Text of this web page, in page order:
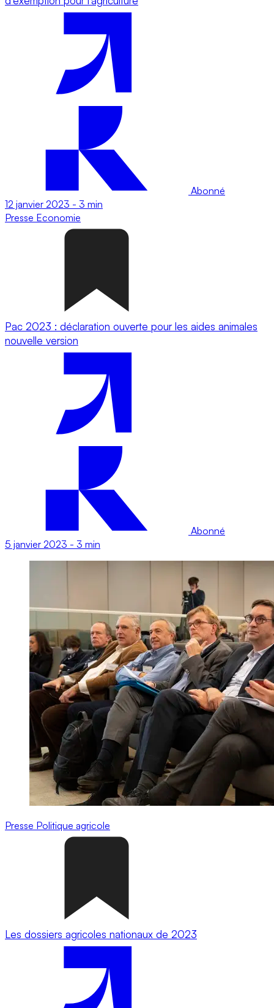
Abonné
12 janvier 2023 - 3 min
Presse Economie
Pac 2023 : déclaration ouverte pour les aides animales
nouvelle version
Abonné
5 janvier 2023 - 3 min
Presse Politique agricole
Les dossiers agricoles nationaux de 2023